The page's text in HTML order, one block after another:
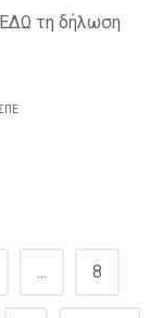
τη δήλωση
... 8